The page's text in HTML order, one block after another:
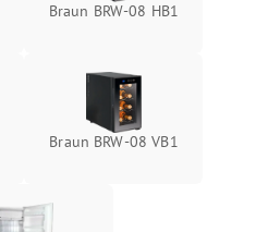
Braun BRW-08 HB1
Braun BRW-08 VB1